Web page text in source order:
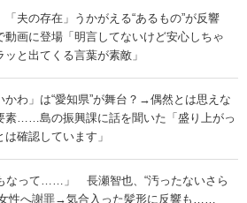
「夫の存在」うかがえる“あるもの”が反響
動画に登場「明言してないけど安心しちゃ
ッと出てくる言葉が素敵」
かわ」は“愛知県”が舞台？→偶然とは思えな
素……島の振興課に話を聞いた「盛り上がっ
確認しています」
なって……」 長瀬智也、“汚ったないさら
女性へ謝罪→気合入った髪形に反響も……